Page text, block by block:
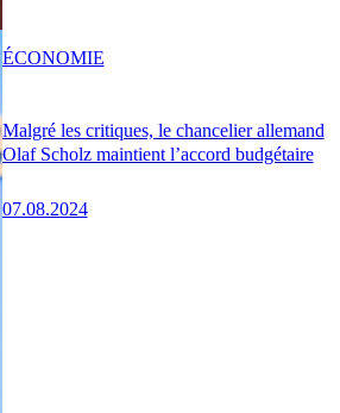
Malgré les critiques, le chancelier allemand
Olaf Scholz maintient l’accord budgétaire
07.08.2024
ÉCONOMIE